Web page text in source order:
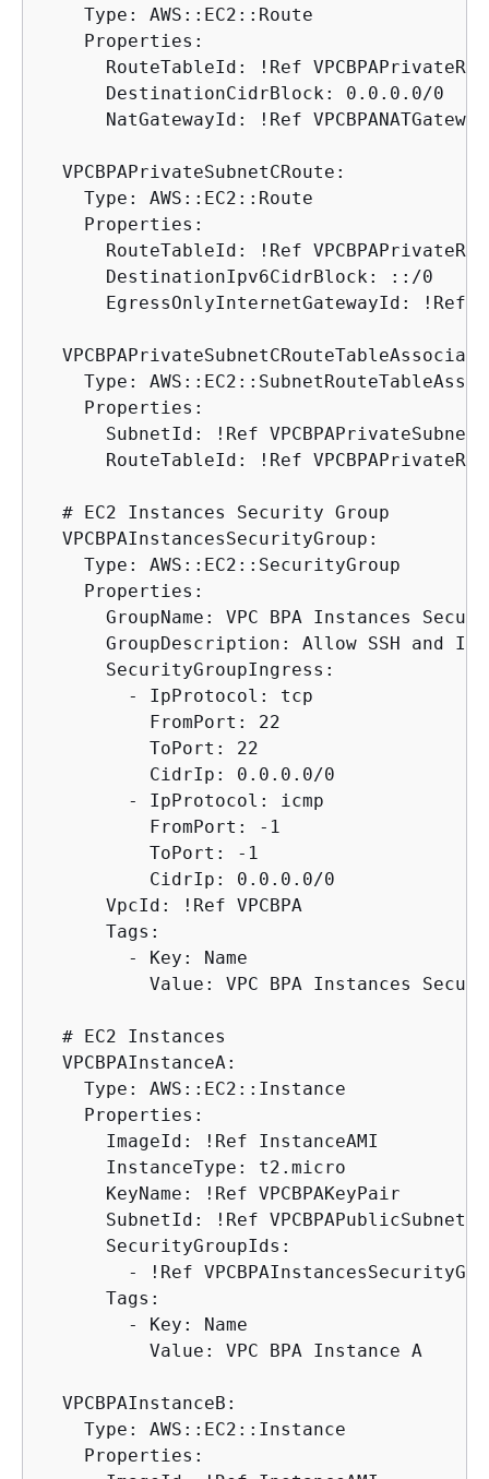
    Type: AWS::EC2::Route
    Properties:
RouteTableId: !Ref
      DestinationCidrBlock: 0.0.0.0/0
      NatGatewayId: !Ref VPCBPANATGateway
  VPCBPAPrivateSubnetCRoute:
    Type: AWS::EC2::Route
    Properties:
RouteTableId: !Ref
      DestinationIpv6CidrBlock: ::/0
EgressOnlyInternetGatewayId: !Ref
Type:
    Properties:
      SubnetId: !Ref VPCBPAPrivateSubnetC
RouteTableId: !Ref
  # EC2 Instances Security Group
  VPCBPAInstancesSecurityGroup:
    Type: AWS::EC2::SecurityGroup
    Properties:
GroupName: VPC BPA Instances
GroupDescription: Allow SSH and
      SecurityGroupIngress:
        - IpProtocol: tcp
          FromPort: 22
          ToPort: 22
          CidrIp: 0.0.0.0/0
        - IpProtocol: icmp
          FromPort: -1
          ToPort: -1
          CidrIp: 0.0.0.0/0
      VpcId: !Ref VPCBPA
      Tags:
        - Key: Name
Value: VPC BPA Instances
  # EC2 Instances
  VPCBPAInstanceA:
    Type: AWS::EC2::Instance
    Properties:
      ImageId: !Ref InstanceAMI
      InstanceType: t2.micro
      KeyName: !Ref VPCBPAKeyPair
      SubnetId: !Ref VPCBPAPublicSubnetA
      SecurityGroupIds:
- !Ref
      Tags:
        - Key: Name
          Value: VPC BPA Instance A
  VPCBPAInstanceB:
    Type: AWS::EC2::Instance
    Properties: